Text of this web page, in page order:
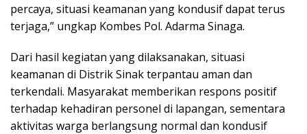
percaya, situasi keamanan yang kondusif dapat terus
terjaga,” ungkap Kombes Pol. Adarma Sinaga.
Dari hasil kegiatan yang dilaksanakan, situasi
keamanan di Distrik Sinak terpantau aman dan
terkendali. Masyarakat memberikan respons positif
terhadap kehadiran personel di lapangan, sementara
aktivitas warga berlangsung normal dan kondusif